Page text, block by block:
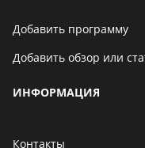
Добавить программу
Добавить обзор или
ИНФОРМАЦИЯ
Контакты